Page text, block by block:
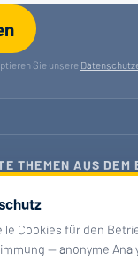
Cookies für den
— anonyme
Sie unsere
THEMEN AUS DEM
Digitale Souveränität 2026
EU-
Managed